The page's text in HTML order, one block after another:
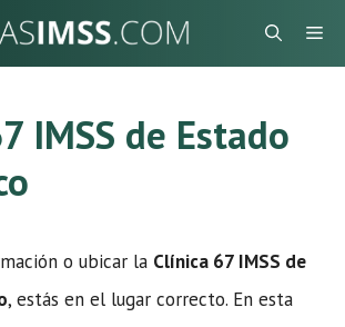
IMSS de Estado
o ubicar la Clínica 67 IMSS de
, estás en el lugar correcto. En esta